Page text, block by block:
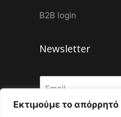
Εκτιμούμε το απόρρητό
B2B login
Newsletter